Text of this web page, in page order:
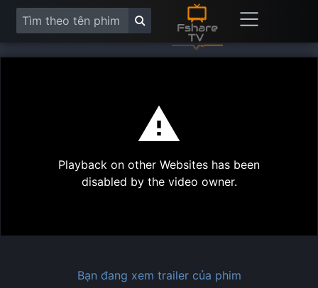
Play
Playback on other Websites has been
disabled by the video owner.
Bạn đang xem trailer của phim